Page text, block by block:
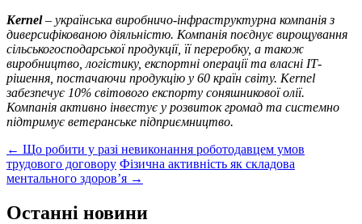
Kernel– українська виробничо-інфраструктурна компанія з
диверсифікованою діяльністю. Компанія поєднує вирощування
сільськогосподарської продукції, її переробку, а також
виробництво, логістику, експортні операції та власні ІТ-
рішення, постачаючи продукцію у 60 країн світу. Kernel
забезпечує 10% світового експорту соняшникової олії.
Компанія активно інвестує у розвиток громад та системно
підтримує ветеранське підприємництво.
Post
navigation
← Що робити у разі невиконання роботодавцем умов
трудового договору Фізична активність як складова
ментального здоров’я →
Останні новини